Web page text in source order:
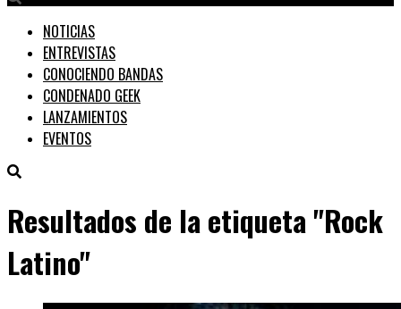
NOTICIAS
ENTREVISTAS
CONOCIENDO BANDAS
CONDENADO GEEK
LANZAMIENTOS
EVENTOS
Resultados de la etiqueta "Rock
Latino"